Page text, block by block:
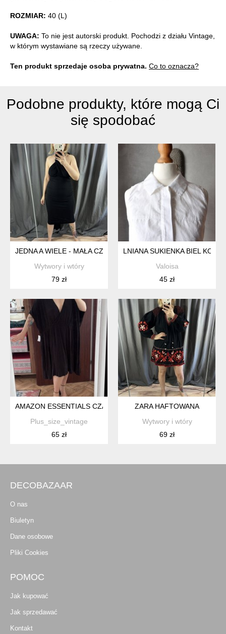
ROZMIAR: 40 (L)
UWAGA: To nie jest autorski produkt. Pochodzi z działu Vintage,
w którym wystawiane są rzeczy używane.
Ten produkt sprzedaje osoba prywatna. Co to oznacza?
Podobne produkty, które mogą Ci
się spodobać
JEDNA A WIELE - MAŁA CZARNA
Wytwory i wtóry
79 zł
LNIANA SUKIENKA BIEL
Valoisa
45 zł
AMAZON ESSENTIALS CZARNA SUKIENKA KOPERTOWA
Plus_size_vintage
65 zł
ZARA HAFTOWANA
Wytwory i wtóry
69 zł
DECOBAZAAR
O nas
Biuletyn
Dane osobowe
Pliki Cookies
POMOC
Jak kupować
Jak sprzedawać
Kontakt